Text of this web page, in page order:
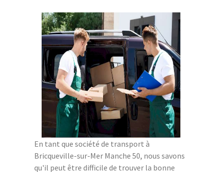
En tant que société de transport à
Bricqueville-sur-Mer Manche 50, nous savons
qu'il peut être difficile de trouver la bonne